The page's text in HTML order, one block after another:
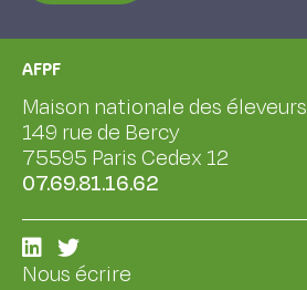
AFPF
Maison nationale des éleveurs
149 rue de Bercy
75595 Paris Cedex 12
07.69.81.16.62
Nous écrire